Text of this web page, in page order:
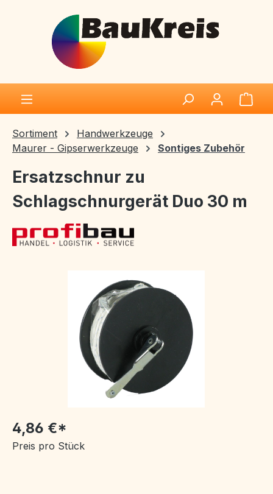
Zum Hauptinhalt springen
Sortiment
Handwerkzeuge
Maurer - Gipserwerkzeuge
Sontiges Zubehör
Ersatzschnur zu
Schlagschnurgerät Duo 30 m
Bildergalerie überspringen
4,86 €*
Preis pro Stück